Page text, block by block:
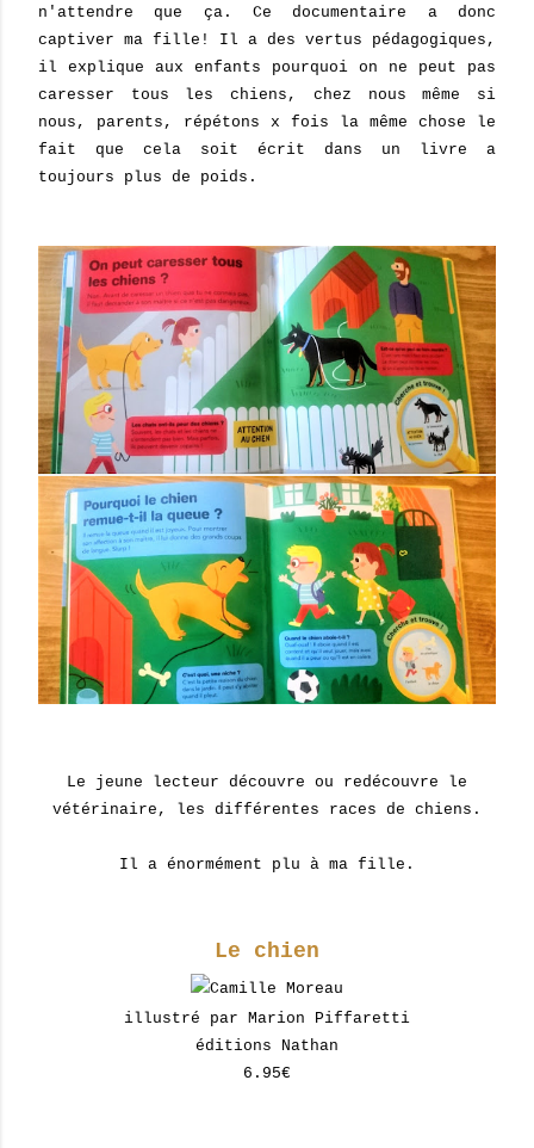
n'attendre que ça. Ce documentaire a donc
captiver ma fille! Il a des vertus pédagogiques,
il explique aux enfants pourquoi on ne peut pas
caresser tous les chiens, chez nous même si
nous, parents, répétons x fois la même chose le
fait que cela soit écrit dans un livre a
toujours plus de poids.
Le jeune lecteur découvre ou redécouvre le
vétérinaire, les différentes races de chiens.
Il a énormément plu à ma fille.
Le chien
Camille Moreau
illustré par Marion Piffaretti
éditions Nathan
6.95€